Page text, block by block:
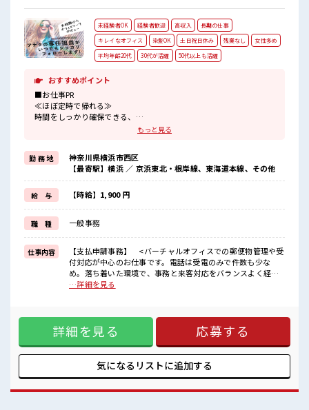
未経験者OK 経験者歓迎 高収入
長期の仕事
キレイなオフィス
染髪OK 土日祝日休み 残業なし
女性多め
平均年齢20代
30代が活躍 50代以上も活躍
おすすめポイント
■お仕事PR
≪ほぼ定時で帰れる≫
時間をしっかり確保できる、
≪女性も働きやすい職場≫
もちろん男性の応募も歓迎ですよ！
≪土日祝休のお仕事≫
家族や友人と一緒にプライベート満喫！
≪髪色自由で自分らしく働く≫
明るすぎたり奇抜でなければ基本的に自由！
(規定有)≪自分に向いている仕事が探せる≫
困った事などがあれば、
担当がしっかりサポートします！
■職場の雰囲気
女性も活躍しやすい雰囲気の職場です！
派手すぎなければ多少のヘアカラーもOKなのはウレシイPoint☆
もっと見る
勤 務 地
神奈川県横浜市西区
【最寄駅】横浜 ／ 京浜東北・根岸線、東海道本線、その他
給 与 【時給】1,900 円
職 種 一般事務
仕事内容
【支払申請事務】 <バーチャルオフィスでの郵便物管理や受
付対応が中心のお仕事です。電話は受電のみで件数も少な
め。落ち着いた環境で、事務と来客対応をバランスよく経験
できます。>【業務内容】●郵便物の受け取り、仕分け、保
し)●請求書入力など、依頼に応じた事務作業 ■お仕事PR ≪
ほぼ定時で帰れる≫ 時間をしっかり確保できる、 残業基本ナ
シのお仕事♪ オンとオフをきっちり切り替えたい方にオスス
メ！ ≪女性も働きやすい職場≫ もちろん男性の応募も歓迎で
すよ！ ≪土日祝休のお仕事≫ 家族や友人と一緒にプライベー
ト満喫！ ≪髪色自由で自分らしく働く≫ 明るすぎたり奇抜で
探せる≫ 困った事などがあれば、 担当がしっかりサポートし
…詳細を見る
詳細を見る 応募する
気になるリストに追加する